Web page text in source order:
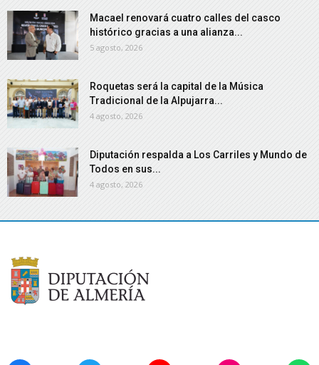
Macael renovará cuatro calles del casco
histórico gracias a una alianza...
5 agosto, 2026
Roquetas será la capital de la Música
Tradicional de la Alpujarra...
4 agosto, 2026
Diputación respalda a Los Carriles y Mundo de
Todos en sus...
4 agosto, 2026